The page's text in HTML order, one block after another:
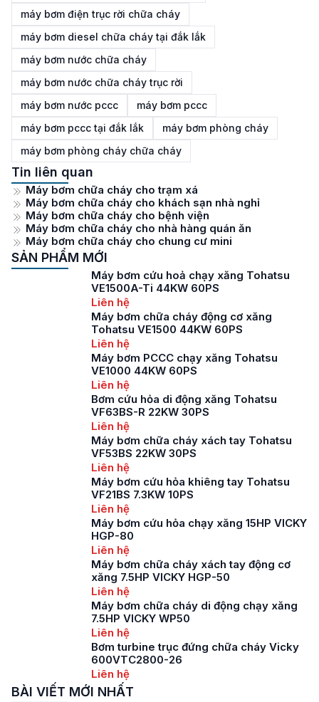
máy bơm điện trục rời chữa cháy
máy bơm diesel chữa cháy tại đắk lắk
máy bơm nước chữa cháy
máy bơm nước chữa cháy trục rời
máy bơm nước pccc
máy bơm pccc
máy bơm pccc tại đắk lắk
máy bơm phòng cháy
máy bơm phòng cháy chữa cháy
Tin liên quan
Máy bơm chữa cháy cho trạm xá
Máy bơm chữa cháy cho khách sạn nhà nghỉ
Máy bơm chữa cháy cho bệnh viện
Máy bơm chữa cháy cho nhà hàng quán ăn
Máy bơm chữa cháy cho chung cư mini
SẢN PHẨM MỚI
Máy bơm cứu hoả chạy xăng Tohatsu
VE1500A-Ti 44KW 60PS
Liên hệ
Máy bơm chữa cháy động cơ xăng
Tohatsu VE1500 44KW 60PS
Liên hệ
Máy bơm PCCC chạy xăng Tohatsu
VE1000 44KW 60PS
Liên hệ
Bơm cứu hỏa di động xăng Tohatsu
VF63BS-R 22KW 30PS
Liên hệ
Máy bơm chữa cháy xách tay Tohatsu
VF53BS 22KW 30PS
Liên hệ
Máy bơm cứu hỏa khiêng tay Tohatsu
VF21BS 7.3KW 10PS
Liên hệ
Máy bơm cứu hỏa chạy xăng 15HP VICKY
HGP-80
Liên hệ
Máy bơm chữa cháy xách tay động cơ
xăng 7.5HP VICKY HGP-50
Liên hệ
Máy bơm chữa cháy di động chạy xăng
7.5HP VICKY WP50
Liên hệ
Bơm turbine trục đứng chữa cháy Vicky
600VTC2800-26
Liên hệ
BÀI VIẾT MỚI NHẤT